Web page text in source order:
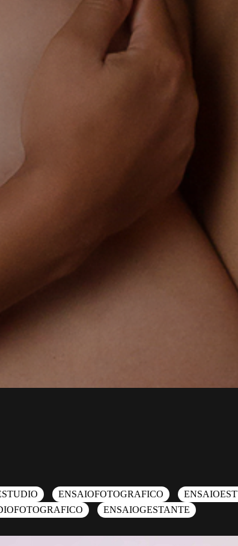
ENSAIOFOTOGRAFICO
ENSAIOGESTANTE